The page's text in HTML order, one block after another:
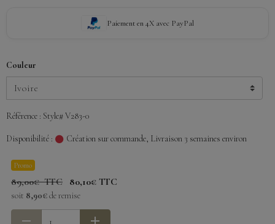
Paiement en 4X avec PayPal
Couleur
Référence : Style# V283-0
Disponibilité : Création sur commande, Livraison 3 semaines environ
Promo
89,00€ TTC 80,10€ TTC
soit 8,90€de remise